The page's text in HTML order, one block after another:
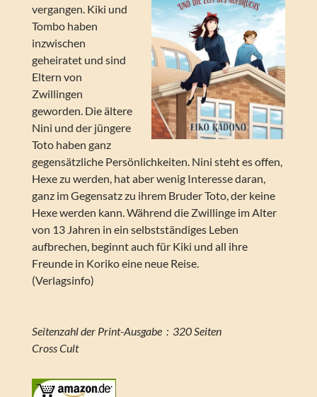
vergangen. Kiki und
Tombo haben
inzwischen
geheiratet und sind
Eltern von
Zwillingen
geworden. Die ältere
Nini und der jüngere
Toto haben ganz
gegensätzliche Persönlichkeiten. Nini steht es offen,
Hexe zu werden, hat aber wenig Interesse daran,
ganz im Gegensatz zu ihrem Bruder Toto, der keine
Hexe werden kann. Während die Zwillinge im Alter
von 13 Jahren in ein selbstständiges Leben
aufbrechen, beginnt auch für Kiki und all ihre
Freunde in Koriko eine neue Reise.
(Verlagsinfo)
Seitenzahl der Print-Ausgabe ‏ : ‎ 320 Seiten
Cross Cult